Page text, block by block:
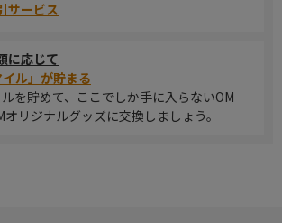
サービス
に応じて
イル」が貯まる
を貯めて、ここでしか手に入らないOM
オリジナルグッズに交換しましょう。